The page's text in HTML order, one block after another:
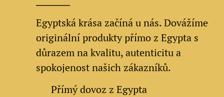
Egyptská krása začíná u nás. Dovážíme
originální produkty přímo z Egypta s
důrazem na kvalitu, autenticitu a
spokojenost našich zákazníků.
Přímý dovoz z Egypta